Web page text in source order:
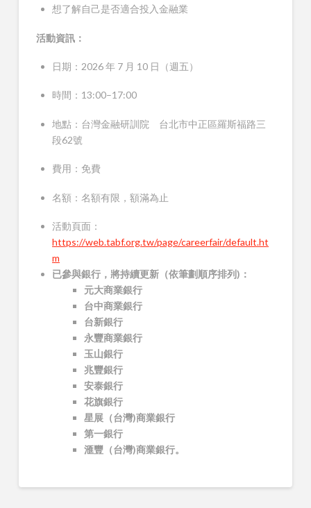
想了解自己是否適合投入金融業
活動資訊：
日期： 2026年 7 月 10 日（週五）
時間： 13:00–17:00
地點：台灣金融研訓院 台北市中正區羅斯福路三
段62號
費用：免費
名額：名額有限，額滿為止
活動頁面：
https://web.tabf.org.tw/page/careerfair/default.ht
m
已參與銀行，將持續更新 （依筆劃順序排列)：
元大商業銀行
台中商業銀行
台新銀行
永豐商業銀行
玉山銀行
兆豐銀行
安泰銀行
花旗銀行
星展（台灣)商業銀行
第一銀行
滙豐（台灣)商業銀行。